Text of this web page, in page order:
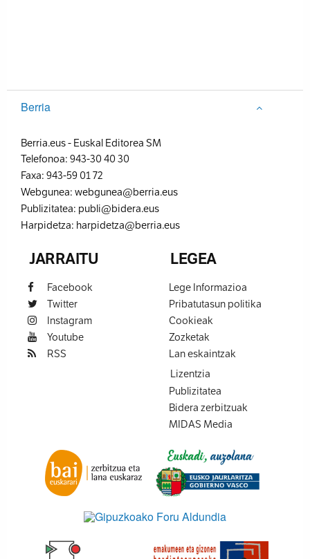
Berria
Berria.eus- Euskal Editorea SM
Telefonoa: 943-30 40 30
Faxa: 943-59 01 72
Webgunea: webgunea@berria.eus
Publizitatea: publi@bidera.eus
Harpidetza: harpidetza@berria.eus
JARRAITU
Facebook
Twitter
Instagram
Youtube
RSS
LEGEA
Lege Informazioa
Pribatutasun politika
Cookieak
Zozketak
Lan eskaintzak
Lizentzia
Publizitatea
Bidera zerbitzuak
MIDAS Media